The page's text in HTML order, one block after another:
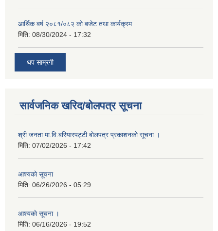
आर्थिक बर्ष २०८१/०८२ को बजेट तथा कार्यक्रम
मिति: 08/30/2024 - 17:32
थप साम्रगी
सार्वजनिक खरिद/बोलपत्र सूचना
श्री जनता मा.वि.बरियारपट्टी बाेलपत्र प्रकाशनकाे सूचना ।
मिति: 07/02/2026 - 17:42
आश्यकाे सूचना
मिति: 06/26/2026 - 05:29
आश्यकाे सूचना ।
मिति: 06/16/2026 - 19:52